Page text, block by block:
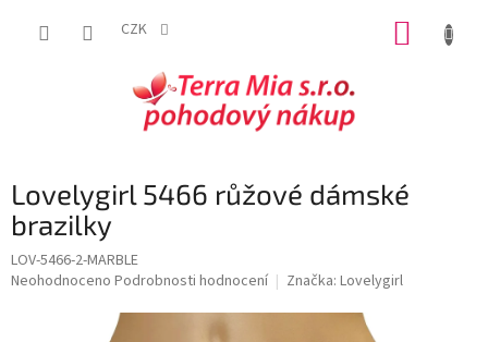
CZK
Lovelygirl 5466 růžové dámské
brazilky
LOV-5466-2-MARBLE
Průměrné
Neohodnoceno Podrobnosti hodnocení Značka: Lovelygirl